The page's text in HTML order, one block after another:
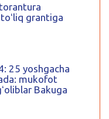
grantiga
25 yoshgacha
mukofot
Bakuga